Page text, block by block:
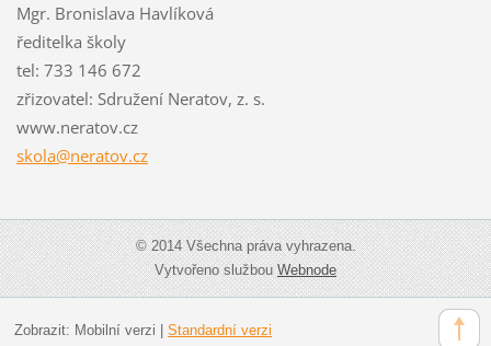
Mgr. Bronislava Havlíková
ředitelka školy
tel: 733 146 672
zřizovatel: Sdružení Neratov, z. s.
www.neratov.cz
skola@neratov.cz
© 2014 Všechna práva vyhrazena.
Vytvořeno službouWebnode
Zobrazit: Mobilní verzi Standardní verzi